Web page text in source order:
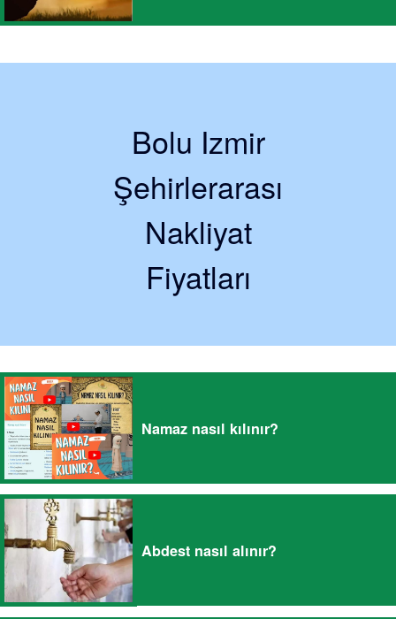
Bolu Izmir
Şehirlerarası
Nakliyat
Fiyatları
Namaz nasıl kılınır?
Abdest nasıl alınır?